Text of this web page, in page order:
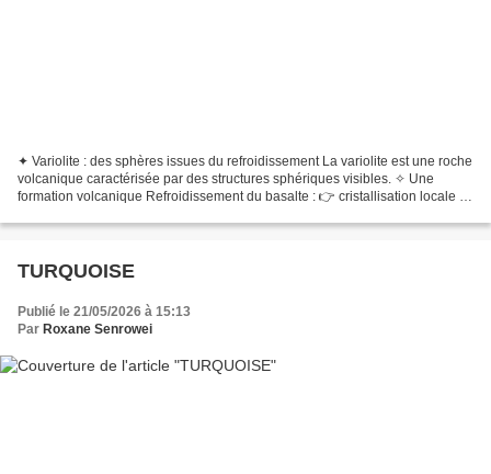
✦ Variolite : des sphères issues du refroidissement La variolite est une roche
volcanique caractérisée par des structures sphériques visibles. ✧ Une
formation volcanique Refroidissement du basalte : 👉 cristallisation locale ✧
TURQUOISE
Publié le 21/05/2026 à 15:13
Par Roxane Senrowei